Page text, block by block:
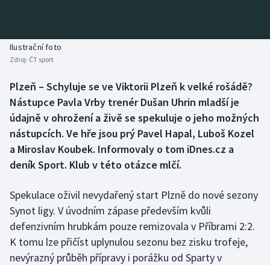
Biatlon
Box
Curling
Dostihy
Florbal
Futsal
Golf
Aplikace ČT sport
Ilustrační foto
Zdroj: ČT sport
Plzeň – Schyluje se ve Viktorii Plzeň k velké rošádě?
Nástupce Pavla Vrby trenér Dušan Uhrin mladší je
údajně v ohrožení a živě se spekuluje o jeho možných
nástupcích. Ve hře jsou prý Pavel Hapal, Luboš Kozel
a Miroslav Koubek. Informovaly o tom iDnes.cz a
deník Sport. Klub v této otázce mlčí.
Spekulace oživil nevydařený start Plzně do nové sezony
Synot ligy. V úvodním zápase především kvůli
defenzivním hrubkám pouze remizovala v Příbrami 2:2.
K tomu lze přičíst uplynulou sezonu bez zisku trofeje,
nevýrazný průběh přípravy i porážku od Sparty v